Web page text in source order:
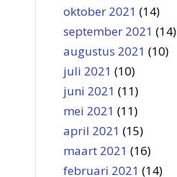
oktober 2021 (14)
september 2021 (14)
augustus 2021 (10)
juli 2021 (10)
juni 2021 (11)
mei 2021 (11)
april 2021 (15)
maart 2021 (16)
februari 2021 (14)